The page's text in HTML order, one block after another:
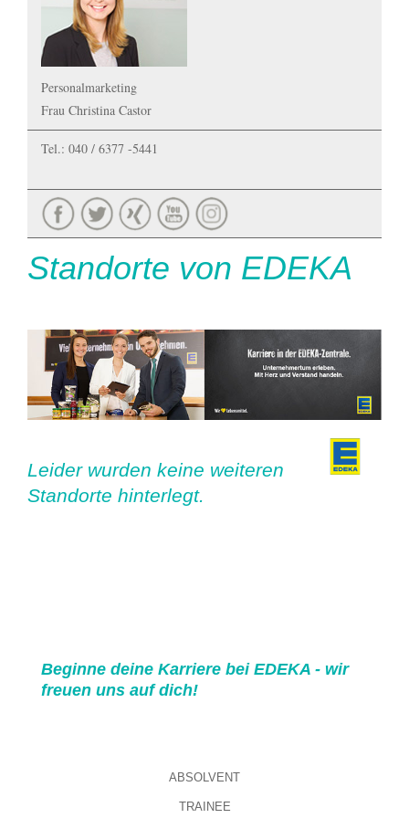
Personalmarketing
Frau Christina Castor
Tel.: 040 / 6377 -5441
Standorte von EDEKA
Leider wurden keine weiteren
Standorte hinterlegt.
Beginne deine Karriere bei EDEKA - wir
freuen uns auf dich!
ABSOLVENT
TRAINEE